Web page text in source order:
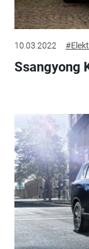
10.03.2022
Ssangyong